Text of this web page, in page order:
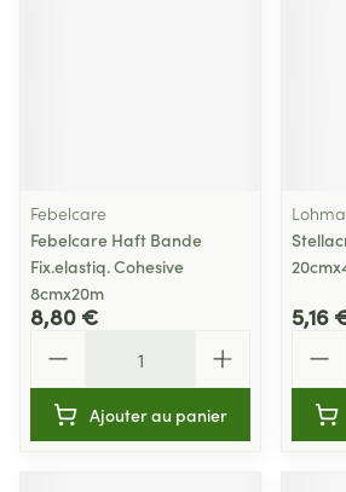
Febelcare
Febelcare Haft Bande
Fix.elastiq. Cohesive
8cmx20m
8,80 €
Ajouter au panier
5,16